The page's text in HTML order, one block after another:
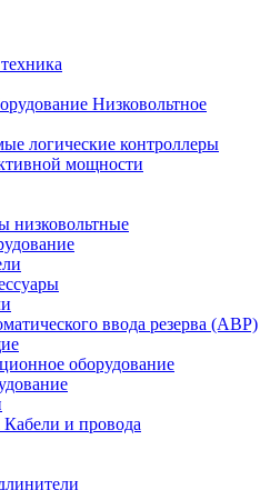
Низковольтное
логические контроллеры
мощности
низковольтные
ввода резерва (АВР)
оборудование
Кабели и провода